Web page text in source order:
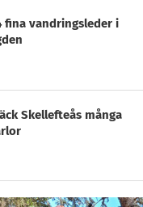
fina vandringsleder i
Skellefteås många